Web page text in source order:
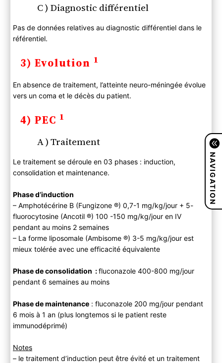
C ) Diagnostic différentiel
Pas de données relatives au diagnostic différentiel dans le
référentiel.
3) Evolution 1
En absence de traitement, l’atteinte neuro-méningée évolue
vers un coma et le décès du patient.
4) PEC 1
A ) Traitement
Le traitement se déroule en 03 phases : induction,
consolidation et maintenance.
Phase d’induction
– Amphotécérine B (Fungizone ®) 0,7-1 mg/kg/jour + 5-
fluorocytosine (Ancotil ®) 100 -150 mg/kg/jour en IV
pendant au moins 2 semaines
– La forme liposomale (Ambisome ®) 3-5 mg/kg/jour est
mieux tolérée avec une efficacité équivalente
Phase de consolidation :fluconazole 400-800 mg/jour
pendant 6 semaines au moins
Phase de maintenance: fluconazole 200 mg/jour pendant
6 mois à 1 an (plus longtemos si le patient reste
immunodéprimé)
Notes
– le traitement d’induction peut être évité et un traitement
NAVIGATION